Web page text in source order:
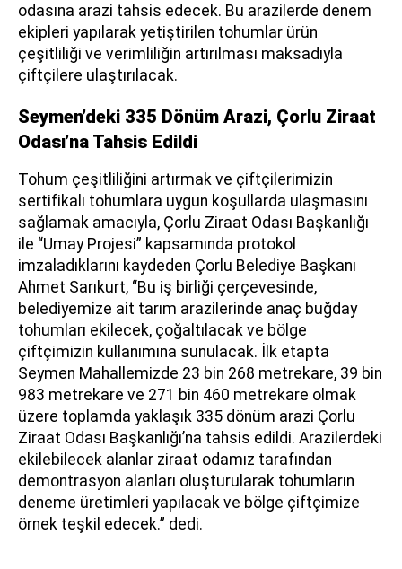
odasına arazi tahsis edecek. Bu arazilerde denem
ekipleri yapılarak yetiştirilen tohumlar ürün
çeşitliliği ve verimliliğin artırılması maksadıyla
çiftçilere ulaştırılacak.
Seymen’deki 335 Dönüm Arazi, Çorlu Ziraat
Odası’na Tahsis Edildi
Tohum çeşitliliğini artırmak ve çiftçilerimizin
sertifikalı tohumlara uygun koşullarda ulaşmasını
sağlamak amacıyla, Çorlu Ziraat Odası Başkanlığı
ile “Umay Projesi” kapsamında protokol
imzaladıklarını kaydeden Çorlu Belediye Başkanı
Ahmet Sarıkurt, “Bu iş birliği çerçevesinde,
belediyemize ait tarım arazilerinde anaç buğday
tohumları ekilecek, çoğaltılacak ve bölge
çiftçimizin kullanımına sunulacak. İlk etapta
Seymen Mahallemizde 23 bin 268 metrekare, 39 bin
983 metrekare ve 271 bin 460 metrekare olmak
üzere toplamda yaklaşık 335 dönüm arazi Çorlu
Ziraat Odası Başkanlığı’na tahsis edildi. Arazilerdeki
ekilebilecek alanlar ziraat odamız tarafından
demontrasyon alanları oluşturularak tohumların
deneme üretimleri yapılacak ve bölge çiftçimize
örnek teşkil edecek.” dedi.